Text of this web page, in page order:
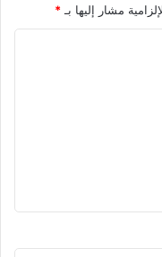
مشار إليها بـ *